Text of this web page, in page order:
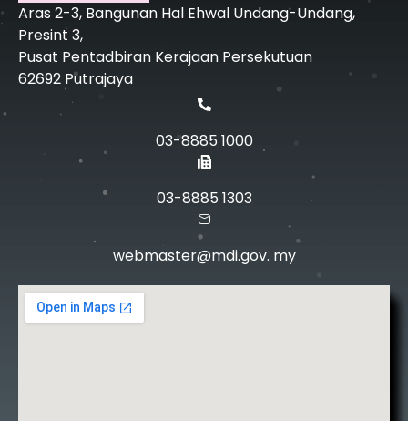
Aras 2-3, Bangunan Hal Ehwal Undang-Undang,
Presint 3,
Pusat Pentadbiran Kerajaan Persekutuan
62692 Putrajaya
03-8885 1000
03-8885 1303
webmaster@mdi.gov. my